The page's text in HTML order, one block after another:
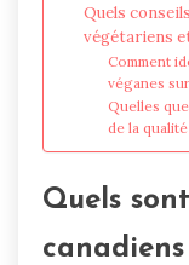
Quels
végétariens
Comment
véganes
Quelles
de la
Quels